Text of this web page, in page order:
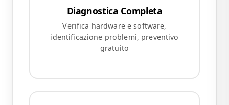
Diagnostica Completa
Verifica hardware e software,
identificazione problemi, preventivo
gratuito